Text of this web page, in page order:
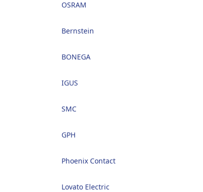
OSRAM
Bernstein
BONEGA
IGUS
SMC
GPH
Phoenix Contact
Lovato Electric